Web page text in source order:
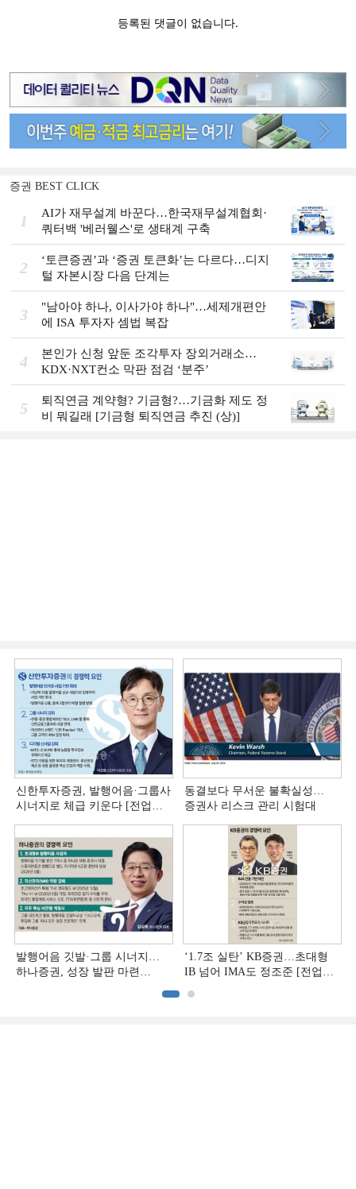
증권 BEST CLICK
1
AI가 재무설계 바꾼다…한국재무설계협회·
쿼터백 '베러웰스'로 생태계 구축
2
‘토큰증권’과 ‘증권 토큰화’는 다르다…디지
털 자본시장 다음 단계는
3
"남아야 하나, 이사가야 하나"…세제개편안
에 ISA 투자자 셈법 복잡
4
본인가 신청 앞둔 조각투자 장외거래소…
KDX·NXT컨소 막판 점검 ‘분주’
5
퇴직연금 계약형? 기금형?…기금화 제도 정
비 뭐길래 [기금형 퇴직연금 추진 (상)]
신한투자증권, 발행어음·그룹사
시너지로 체급 키운다 [전업계
동결보다 무서운 불확실성…
증권사 리스크 관리 시험대
발행어음 깃발·그룹 시너지…
하나증권, 성장 발판 마련
‘1.7조 실탄’ KB증권…초대형
IB 넘어 IMA도 정조준 [전업계